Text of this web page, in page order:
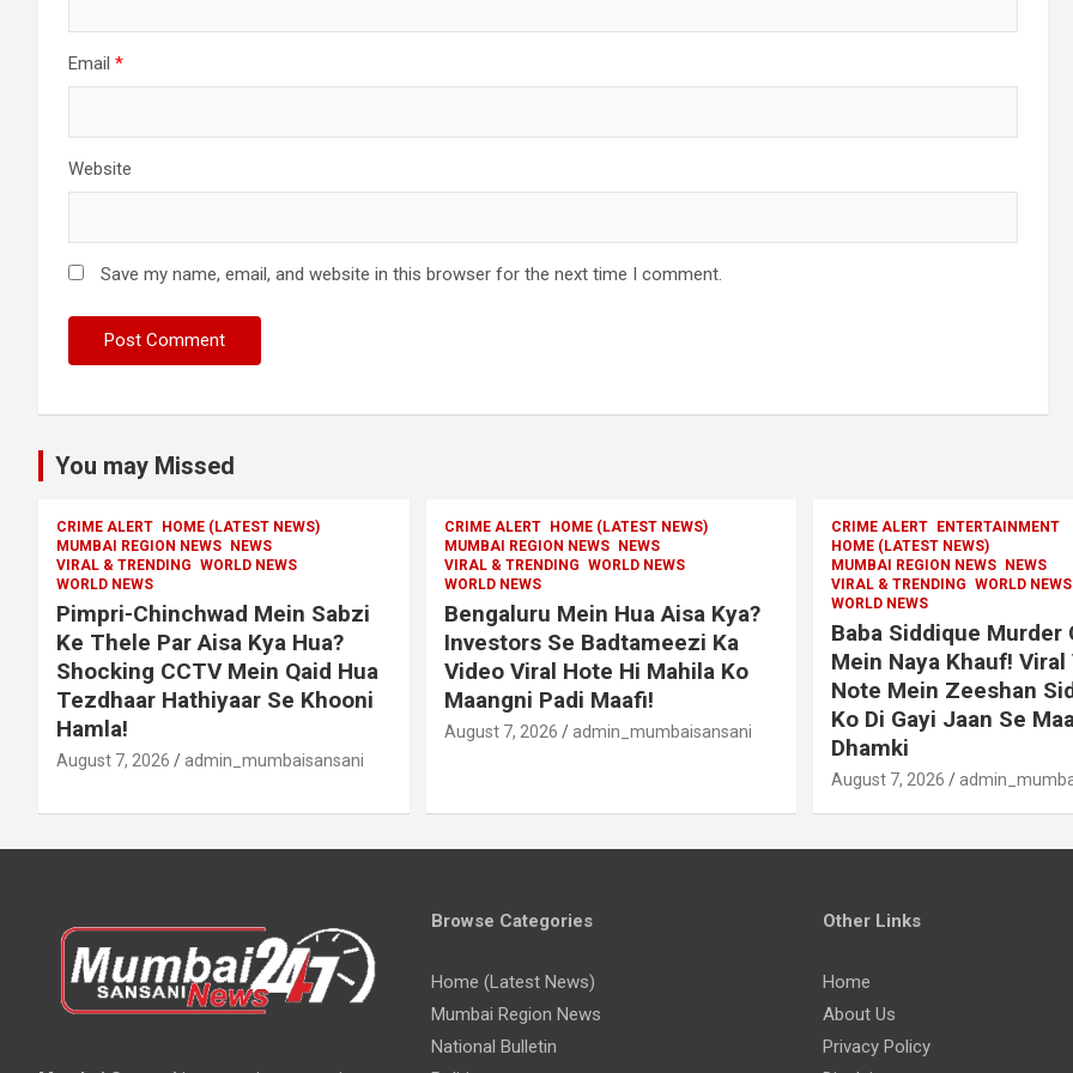
Email *
Website
Save my name, email, and website in this browser for the next time I comment.
You may Missed
CRIME ALERT HOME (LATEST NEWS)
MUMBAI REGION NEWS NEWS
VIRAL & TRENDING WORLD NEWS
WORLD NEWS
Pimpri-Chinchwad Mein Sabzi
Ke Thele Par Aisa Kya Hua?
Shocking CCTV Mein Qaid Hua
Tezdhaar Hathiyaar Se Khooni
Hamla!
August 7, 2026 admin_mumbaisansani
CRIME ALERT
HOME (LATEST NEWS)
MUMBAI REGION NEWS
NEWS
VIRAL & TRENDING WORLD NEWS
WORLD NEWS
Bengaluru Mein Hua Aisa Kya?
Investors Se Badtameezi Ka
Video Viral Hote Hi Mahila Ko
Maangni Padi Maafi!
August 7, 2026 admin_mumbaisansani
CRIME ALERT ENTERTAINMENT
HOME (LATEST NEWS)
MUMBAI REGION NEWS NEWS
VIRAL & TRENDING WORLD NEWS
WORLD NEWS
Baba Siddique Murder
Mein Naya Khauf! Viral
Note Mein Zeeshan
Ko Di Gayi Jaan Se
Dhamki
August 7, 2026
Browse Categories
Home (Latest News)
Mumbai Region News
National Bulletin
Other Links
Home
About Us
Privacy Policy